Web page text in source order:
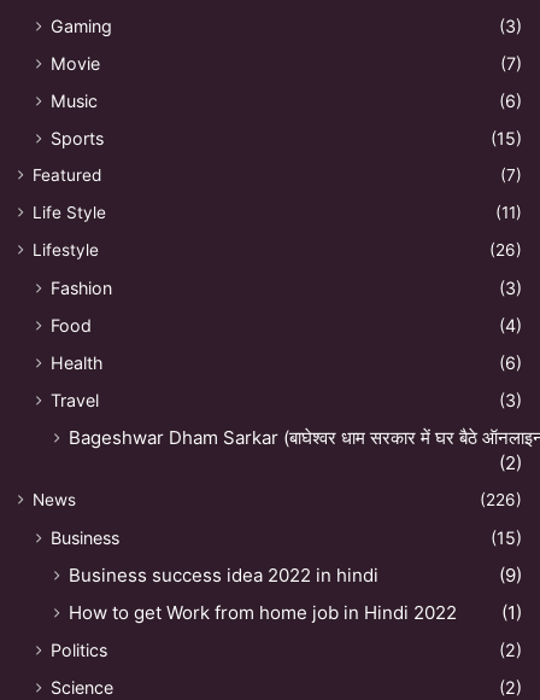
Gaming
(3)
Movie
(7)
Music
(6)
Sports
(15)
Featured
(7)
Life Style
(11)
Lifestyle
(26)
Fashion
(3)
Food
(4)
Health
(6)
Travel
(3)
Bageshwar Dham Sarkar (बाघेश्वर धाम सरकार में घर बैठे
(2)
News (226)
Business (15)
Business success idea 2022 in hindi
(9)
How to get Work from home job in Hindi 2022
(1)
Politics
(2)
Science
(2)